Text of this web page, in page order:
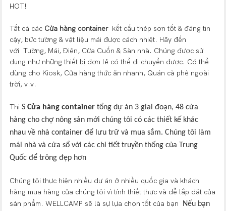
HOT!
Tất cả các Cửa hàng container kết cấu thép sơn tốt & đáng tin
cậy, bức tường & vật liệu mái được cách nhiệt. Hãy đến
với Tường, Mái, Điện, Cửa Cuốn & Sàn nhà. Chúng được sử
dụng như những thiết bị đơn lẻ có thể di chuyển được. Có thể
dùng cho Kiosk, Cửa hàng thức ăn nhanh, Quán cà phê ngoài
trời, v.v.
ThịSCửa hàng containertổng dự án 3 giai đoạn, 48 cửa
hàng cho chợ nông sản mới chúng tôi có các thiết kế khác
nhau về nhà container để lưu trữ và mua sắm. Chúng tôi làm
mái nhà và cửa sổ với các chi tiết truyền thống của Trung
Quốc để trông đẹp hơn
Chúng tôi thực hiện nhiều dự án ở nhiều quốc gia và khách
hàng mua hàng của chúng tôi vì tính thiết thực và dễ lắp đặt của
sản phẩm. WELLCAMP sẽ là sự lựa chọn tốt của bạn
Nếu bạn